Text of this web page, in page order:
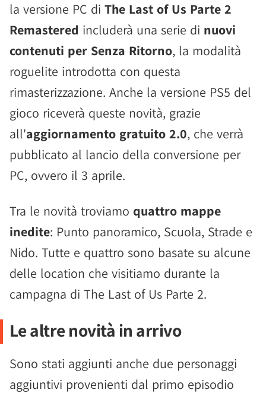
la versione PC di The Last of Us Parte 2
Remastered includerà una serie di nuovi
contenuti per Senza Ritorno, la modalità
roguelite introdotta con questa
rimasterizzazione. Anche la versione PS5 del
gioco riceverà queste novità, grazie
all'aggiornamento gratuito 2.0, che verrà
pubblicato al lancio della conversione per
PC, ovvero il 3 aprile.
Tra le novità troviamo quattro mappe
inedite: Punto panoramico, Scuola, Strade e
Nido. Tutte e quattro sono basate su alcune
delle location che visitiamo durante la
campagna di The Last of Us Parte 2.
Le altre novità in arrivo
Sono stati aggiunti anche due personaggi
aggiuntivi provenienti dal primo episodio